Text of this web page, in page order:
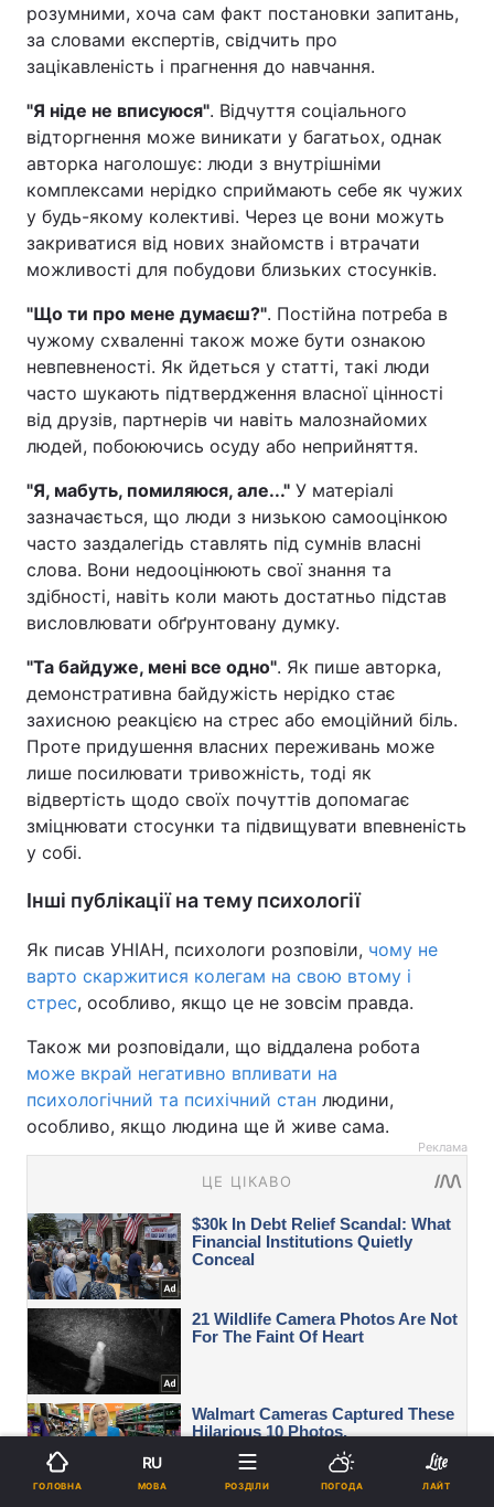
розумними, хоча сам факт постановки запитань,
за словами експертів, свідчить про
зацікавленість і прагнення до навчання.
"Я ніде не вписуюся". Відчуття соціального
відторгнення може виникати у багатьох, однак
авторка наголошує: люди з внутрішніми
комплексами нерідко сприймають себе як чужих
у будь-якому колективі. Через це вони можуть
закриватися від нових знайомств і втрачати
можливості для побудови близьких стосунків.
"Що ти про мене думаєш?". Постійна потреба в
чужому схваленні також може бути ознакою
невпевненості. Як йдеться у статті, такі люди
часто шукають підтвердження власної цінності
від друзів, партнерів чи навіть малознайомих
людей, побоюючись осуду або неприйняття.
"Я, мабуть, помиляюся, але..." У матеріалі
зазначається, що люди з низькою самооцінкою
часто заздалегідь ставлять під сумнів власні
слова. Вони недооцінюють свої знання та
здібності, навіть коли мають достатньо підстав
висловлювати обґрунтовану думку.
"Та байдуже, мені все одно". Як пише авторка,
демонстративна байдужість нерідко стає
захисною реакцією на стрес або емоційний біль.
Проте придушення власних переживань може
лише посилювати тривожність, тоді як
відвертість щодо своїх почуттів допомагає
зміцнювати стосунки та підвищувати впевненість
у собі.
Інші публікації на тему психології
Як писав УНІАН, психологи розповіли, чому не
варто скаржитися колегам на свою втому і
стрес, особливо, якщо це не зовсім правда.
Також ми розповідали, що віддалена робота
може вкрай негативно впливати на
психологічний та психічний стан людини,
особливо, якщо людина ще й живе сама.
Реклама
ГОЛОВНА
RU
МОВА РОЗДІЛИ ПОГОДА ЛАЙТ